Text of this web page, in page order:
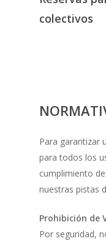
colectivos
Para garantizar
para todos los
cumplimiento
nuestras pistas
Prohibición de
Por seguridad,